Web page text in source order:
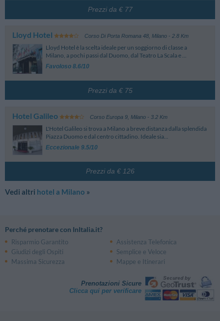
Prezzi da € 77
Lloyd Hotel Corso Di Porta Romana 48, Milano- 2.8 Km
Lloyd Hotel è la scelta ideale per un soggiorno di classe a
Milano, a pochi passi dal Duomo, dal Teatro La Scala e ...
Favoloso 8.6/10
Prezzi da € 75
Hotel Galileo Corso Europa 9, Milano- 3.2 Km
L'Hotel Galileo si trova a Milano a breve distanza dalla splendida
Piazza Duomo e dal centro cittadino. Ideale sia...
Eccezionale 9.5/10
Prezzi da € 126
Vedi altri hotel a Milano »
Perché prenotare con InItalia.it?
Risparmio Garantito
Assistenza Telefonica
Giudizi degli Ospiti
Semplice e Veloce
Massima Sicurezza
Mappe e Itinerari
Prenotazioni Sicure
Clicca qui per verificare